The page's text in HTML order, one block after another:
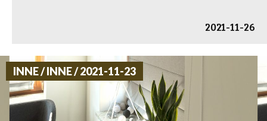
2021-11-26
INNE / INNE / 2021-11-23